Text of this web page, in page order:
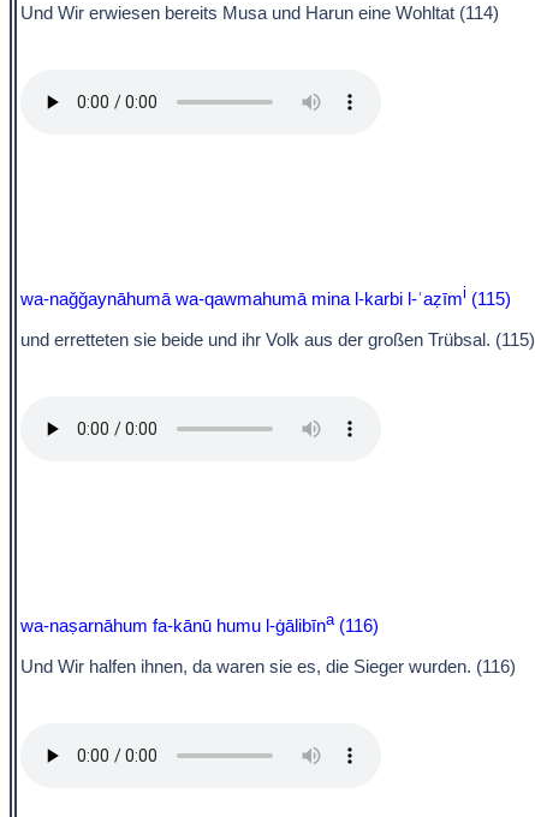
Und Wir erwiesen bereits Musa und Harun eine Wohltat (114)
wa-naǧǧaynāhumā wa-qawmahumā mina l-karbi l-ʿaẓīmi (115)
und erretteten sie beide und ihr Volk aus der großen Trübsal. (115)
wa-naṣarnāhum fa-kānū humu l-ġālibīna(116)
Und Wir halfen ihnen, da waren sie es, die Sieger wurden. (116)